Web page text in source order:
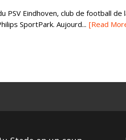
PSV Eindhoven, club de football de
SportPark. Aujourd... [Read